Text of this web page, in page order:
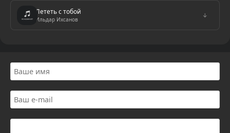
Лететь с тобой
Ильдар Ихсанов
↓